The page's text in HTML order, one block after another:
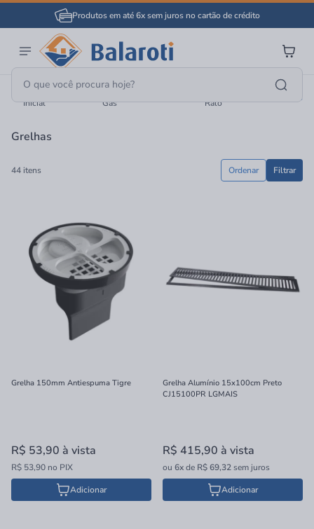
Produtos em até 6x sem juros no cartão de crédito
Página
Inicial
Material Hidráulico E
Gás
Ralo
Grelhas
Grelhas
44 itens Filtrar
Ordenar
Grelha 150mm Antiespuma Tigre
R$ 53,90 à vista
R$ 53,90 no PIX
Adicionar
Grelha Alumínio 15x100cm Preto
CJ15100PR LGMAIS
R$ 415,90 à vista
ou 6xde R$ 69,32sem juros
Adicionar